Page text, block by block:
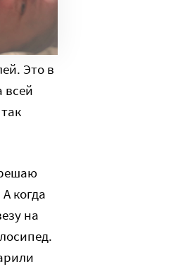
Я
Это в
всей
когда
на